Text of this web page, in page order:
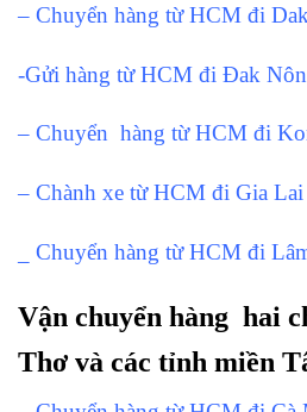
– Chuyển hàng từ HCM đi
-Gửi hàng từ HCM đi Đak
– Chuyển hàng từ HCM đi
– Chành xe từ HCM đi Gia Lai
_ Chuyển hàng từ HCM đi
Vận chuyển hàng hai
Thơ và các tỉnh miền